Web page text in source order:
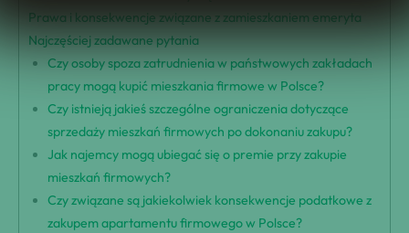
Prawa i konsekwencje związane z zamieszkaniem emeryta
Najczęściej zadawane pytania
Czy osoby spoza zatrudnienia w państwowych zakładach
pracy mogą kupić mieszkania firmowe w Polsce?
Czy istnieją jakieś szczególne ograniczenia dotyczące
sprzedaży mieszkań firmowych po dokonaniu zakupu?
Jak najemcy mogą ubiegać się o premie przy zakupie
mieszkań firmowych?
Czy związane są jakiekolwiek konsekwencje podatkowe z
zakupem apartamentu firmowego w Polsce?